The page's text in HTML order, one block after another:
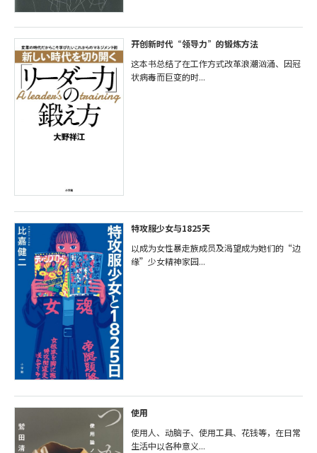
开创新时代“领导力”的锻炼方法
这本书总结了在工作方式改革浪潮汹涌、因冠
状病毒而巨变的时...
特攻服少女与1825天
以成为女性暴走族成员及渴望成为她们的“边
缘”少女精神家园...
使用
使用人、动脑子、使用工具、花钱等，在日常
生活中以各种意义...